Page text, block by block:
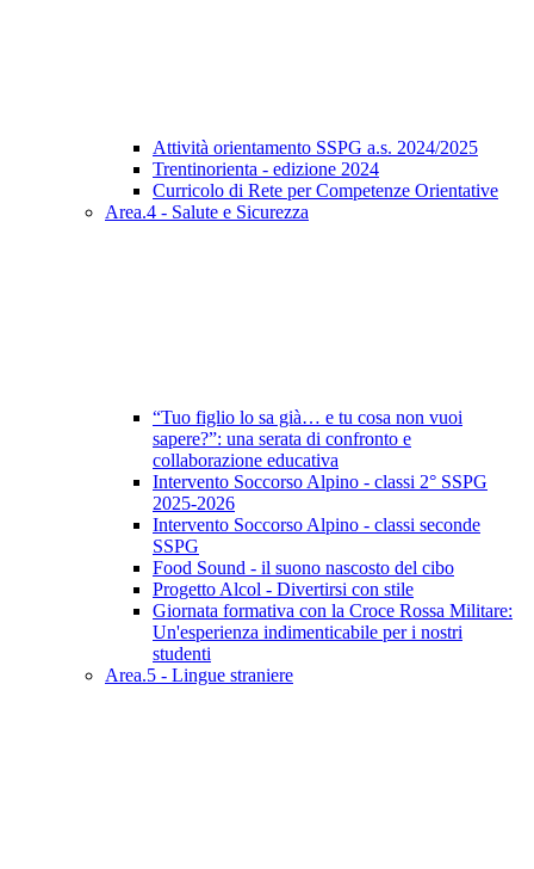
Attività orientamento SSPG a.s. 2024/2025
Trentinorienta - edizione 2024
Curricolo di Rete per Competenze Orientative
Area.4 - Salute e Sicurezza
“Tuo figlio lo sa già… e tu cosa non vuoi
sapere?”: una serata di confronto e
collaborazione educativa
Intervento Soccorso Alpino - classi 2° SSPG
2025-2026
Intervento Soccorso Alpino - classi seconde
SSPG
Food Sound - il suono nascosto del cibo
Progetto Alcol - Divertirsi con stile
Giornata formativa con la Croce Rossa Militare:
Un'esperienza indimenticabile per i nostri
studenti
Area.5 - Lingue straniere